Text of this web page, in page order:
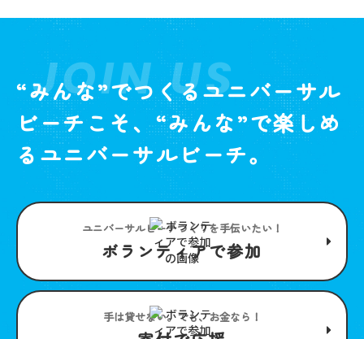
JOIN US
“みんな”でつくるユニバーサル
ビーチこそ、“みんな”で楽しめ
るユニバーサルビーチ。
ユニバーサルビーチつくりを手伝いたい！
ボランティアで参加
手は貸せない。でも、お金なら！